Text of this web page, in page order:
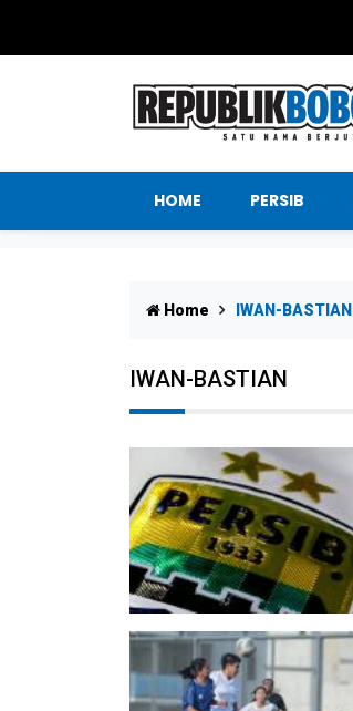
HOME PERSIB
Home IWAN-BASTIAN
IWAN-BASTIAN